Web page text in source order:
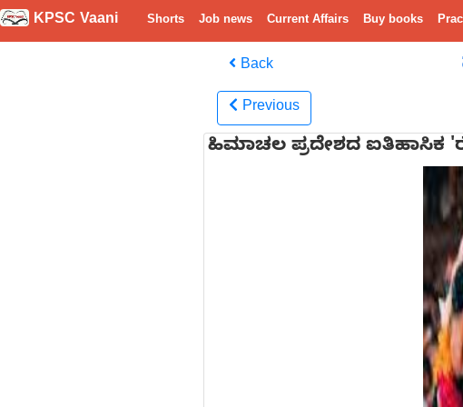
KPSC Vaani Shorts Job news Current Affairs Buy books
Back
Previous
ಹಿಮಾಚಲ ಪ್ರದೇಶದ ಐತಿಹಾಸಿಕ